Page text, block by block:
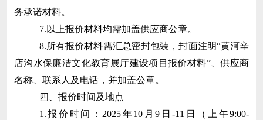
务承诺材料。
7.以上报价材料均需加盖供应商公章。
8.所有报价材料需汇总密封包装，封面注明“黄河辛
店沟水保廉洁文化教育展厅建设项目报价材料”、供应商
名称、联系人及电话，并加盖公章。
四、报价时间及地点
1.报价时间：2025年10月9日-11日（上午9:00-